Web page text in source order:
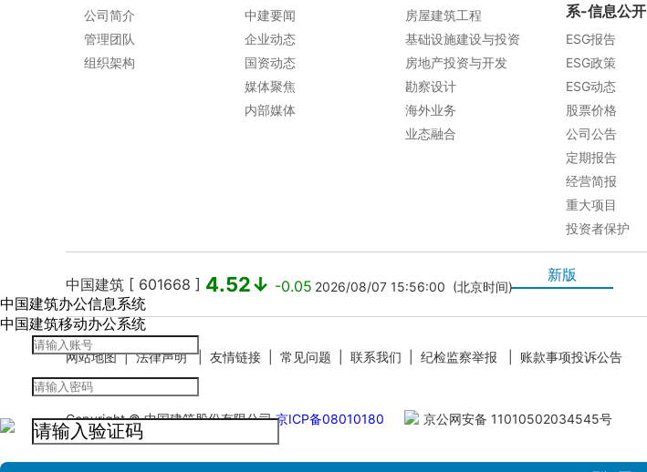
公司简介
管理团队
组织架构
中建要闻
企业动态
国资动态
媒体聚焦
内部媒体
房屋建筑工程
基础设施建设与投资
房地产投资与开发
勘察设计
海外业务
业态融合
系-信息公开
ESG报告
ESG政策
ESG动态
股票价格
公司公告
定期报告
经营简报
重大项目
投资者保护
中国建筑 [ 601668 ] 4.52↓ -0.05 2026/08/07 15:56:00 (北京时间)
中国海外发展有限公司 [ 0688.HK ] 13.12↓ -0.09 2026/08/07 15:41:22 (北京时间)
中国建筑国际集团有限公司 [ 03311.hk ] 8.36↓ -0.072026/08/07 15:41:09 (北京时间)
网站地图|法律声明| 友情链接 常见问题 联系我们 纪检监察举报
账款事项投诉公告
信访投诉平台
Copyright © 中国建筑股份有限公司京ICP备08010180 京公网安备 11010502034545号
新版
中国建筑办公信息系统
中国建筑移动办公系统